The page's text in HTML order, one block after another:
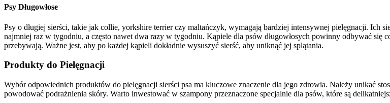
Psy Długowłose
Psy o długiej sierści, takie jak collie, yorkshire terrier czy maltańczyk, wymagają bardziej intensywnej pielęgnacji. Ich
najmniej raz w tygodniu, a często nawet dwa razy w tygodniu. Kąpiele dla psów długowłosych powinny odbywać
przebywają. Ważne jest, aby po każdej kąpieli dokładnie wysuszyć sierść, aby uniknąć jej splątania.
Produkty do Pielęgnacji
Wybór odpowiednich produktów do pielęgnacji sierści psa ma kluczowe znaczenie dla jego zdrowia. Należy unikać
powodować podrażnienia skóry. Warto inwestować w szampony przeznaczone specjalnie dla psów, które są